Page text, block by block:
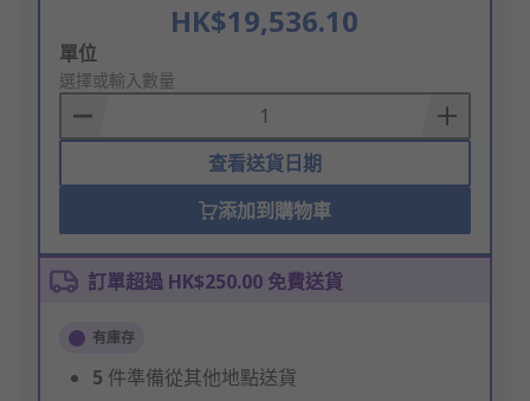
HK$19,536.10
Add
to
Basket
單位
選擇或輸入數量
查看送貨日期
添加到購物車
訂單超過 HK$250.00 免費送貨
有庫存
5 件準備從其他地點送貨